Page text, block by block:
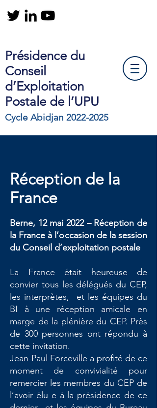
Présidence du
Conseil
d’Exploitation
Postale de l’UPU
Cycle Abidjan 2022-2025
Réception de la
France
Berne, 12 mai 2022 – Réception de
la France à l’occasion de la session
du Conseil d’exploitation postale
La France était heureuse de
convier tous les délégués du CEP,
les interprètes, et les équipes du
BI à une réception amicale en
marge de la plénière du CEP. Près
de 300 personnes ont répondu à
cette invitation.
Jean-Paul Forceville a profité de ce
moment de convivialité pour
remercier les membres du CEP de
l’avoir élu e à la présidence de ce